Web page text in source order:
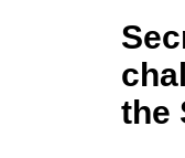
the